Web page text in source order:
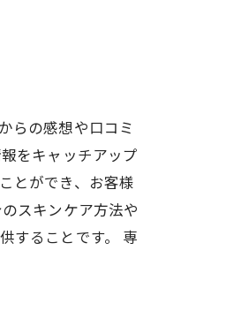
らの感想や口コミ
をキャッチアップ
とができ、お客様
スキンケア方法や
することです。 専